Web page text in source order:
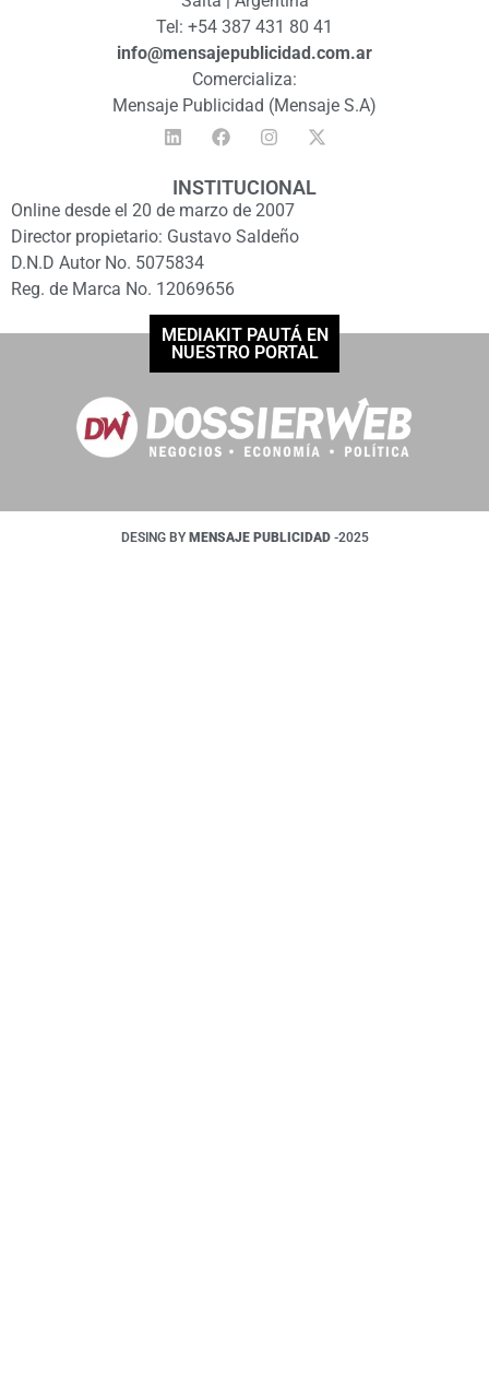
Tel: +54 387 431 80 41
info@mensajepublicidad.com.ar
Comercializa:
Mensaje Publicidad (Mensaje S.A)
INSTITUCIONAL
Online desde el 20 de marzo de 2007
Director propietario: Gustavo Saldeño
D.N.D Autor No. 5075834
Reg. de Marca No. 12069656
MEDIAKIT PAUTÁ EN
NUESTRO PORTAL
DESING BY MENSAJE PUBLICIDAD -2025